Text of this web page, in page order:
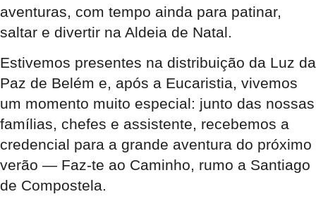
aventuras, com tempo ainda para patinar,
saltar e divertir na Aldeia de Natal.
Estivemos presentes na distribuição da Luz da
Paz de Belém e, após a Eucaristia, vivemos
um momento muito especial: junto das nossas
famílias, chefes e assistente, recebemos a
credencial para a grande aventura do próximo
verão — Faz-te ao Caminho, rumo a Santiago
de Compostela.